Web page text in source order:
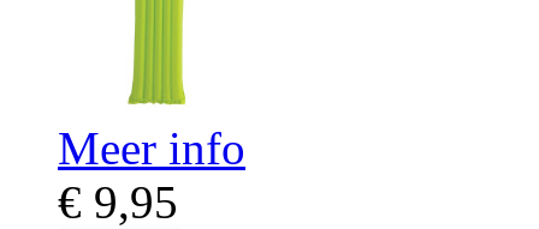
Meer info
€ 9,95